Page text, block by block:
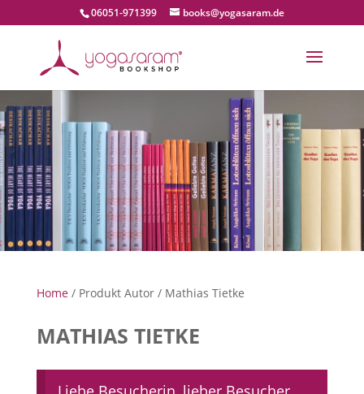
06051-971399 books@yogasaram.de
Home/ Produkt Autor / Mathias Tietke
MATHIAS TIETKE